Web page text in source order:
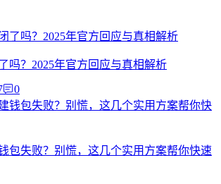
吗？2025年官方回应与真相解析
0
包失败？别慌，这几个实用方案帮你快速